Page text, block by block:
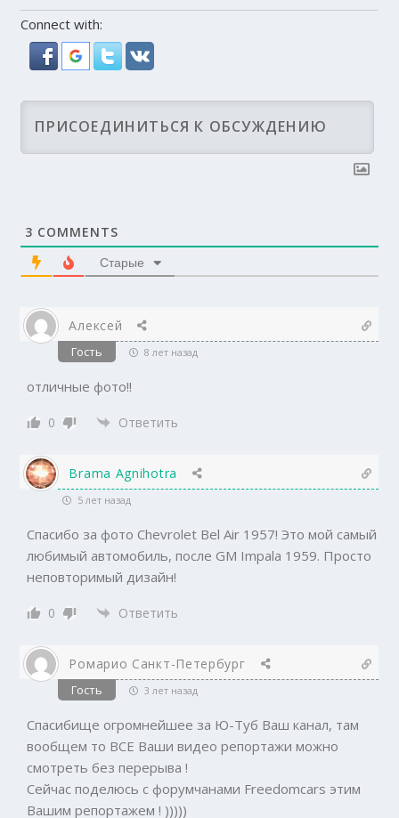
Connect with:
3 COMMENTS
Старые
Алексей
Гость 8 лет назад
отличные фото!!
0 Ответить
Brama Agnihotra
5 лет назад
Спасибо за фото Chevrolet Bel Air 1957! Это мой самый
любимый автомобиль, после GM Impala 1959. Просто
неповторимый дизайн!
0 Ответить
Ромарио Санкт-Петербург
Гость 3 лет назад
Спасибище огромнейшее за Ю-Туб Ваш канал, там
вообщем то ВСЕ Ваши видео репортажи можно
смотреть без перерыва !
Сейчас поделюсь с форумчанами Freedomcars этим
Вашим репортажем ! )))))